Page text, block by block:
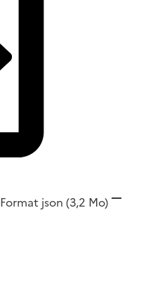
Format json (3,2 Mo)